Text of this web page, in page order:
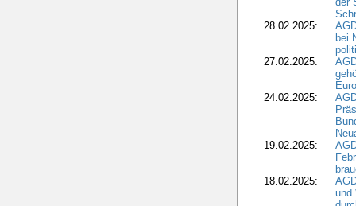
28.02.2025:
bei
27.02.2025:
24.02.2025:
19.02.2025:
18.02.2025:
und